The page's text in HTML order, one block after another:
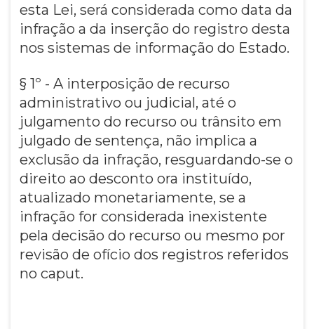
esta Lei, será considerada como data da
infração a da inserção do registro desta
nos sistemas de informação do Estado.
§ 1º - A interposição de recurso
administrativo ou judicial, até o
julgamento do recurso ou trânsito em
julgado de sentença, não implica a
exclusão da infração, resguardando-se o
direito ao desconto ora instituído,
atualizado monetariamente, se a
infração for considerada inexistente
pela decisão do recurso ou mesmo por
revisão de ofício dos registros referidos
no caput.